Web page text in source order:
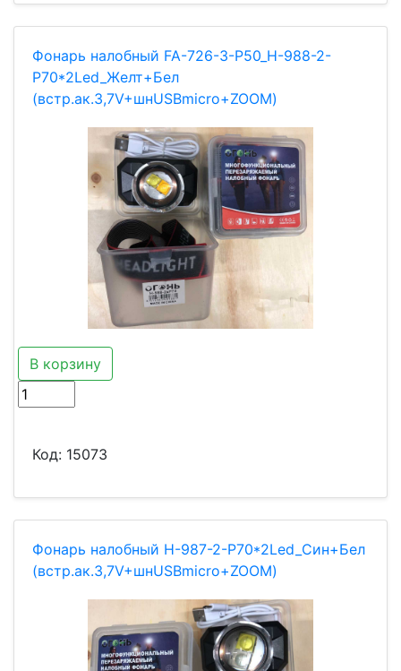
Фонарь налобный FA-726-3-P50_H-988-2-
P70*2Led_Желт+Бел
(встр.ак.3,7V+шнUSBmicro+ZOOM)
В корзину
Код: 15073
Фонарь налобный H-987-2-P70*2Led_Син+Бел
(встр.ак.3,7V+шнUSBmicro+ZOOM)